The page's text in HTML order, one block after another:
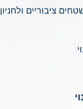
ציבוריים ולחניון